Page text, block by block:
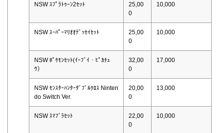
NSW ｽﾌﾟﾗﾄｩｰﾝ2ｾｯﾄ
25,00
0
10,000
NSW ｽｰﾊﾟｰﾏﾘｵｵﾃﾞｯｾｲｾｯﾄ
25,00
0
10,000
NSW ﾎﾟｹﾓﾝｾｯﾄ(ｲｰﾌﾞｲ・ﾋﾟｶﾁｭ
ｳ）
32,00
0
17,000
NSW ﾓﾝｽﾀｰﾊﾝﾀｰﾀﾞﾌﾞﾙｸﾛｽ Ninten
do Switch Ver.
20,00
0
13,000
NSW ｽﾏﾌﾞﾗｾｯﾄ
22,00
0
10,000